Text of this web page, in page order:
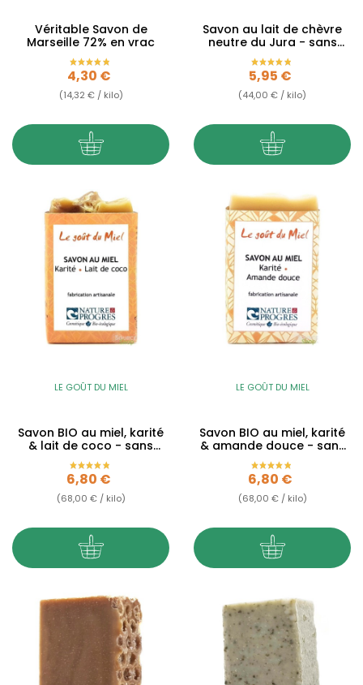
Véritable Savon de
Marseille 72% en vrac
Prix
4,30 €
(14,32 € / kilo)
Savon au lait de chèvre
neutre du Jura - sans
huiles essentielles -...
Prix
5,95 €
(44,00 € / kilo)
LE GOÛT DU MIEL
Savon BIO au miel, karité
& lait de coco - sans
huiles essentielles...
Prix
6,80 €
(68,00 € / kilo)
LE GOÛT DU MIEL
Savon BIO au miel, karité
& amande douce - sans
huiles essentielles...
Prix
6,80 €
(68,00 € / kilo)